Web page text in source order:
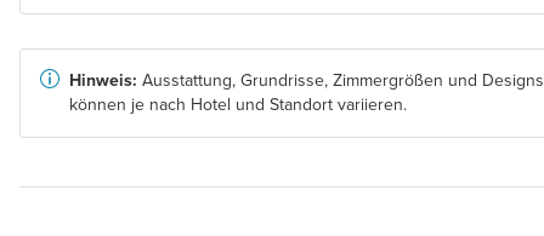
Hinweis: Ausstattung, Grundrisse, Zimmergrößen und Designs
können je nach Hotel und Standort variieren.